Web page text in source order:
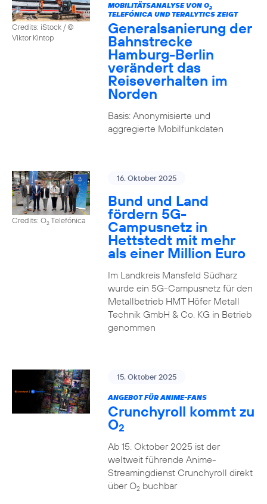
Credits: iStock / ©
Viktor Kintop
MOBILITÄTSANALYSE VON O2
TELEFÓNICA UND TERALYTICS ZEIGT
Generalsanierung der
Bahnstrecke
Hamburg-Berlin
verändert das
Reiseverhalten im
Norden
Basis: Anonymisierte und
aggregierte Mobilfunkdaten
Credits: O2Telefónica
16. Oktober 2025
Bund und Land
fördern 5G-
Campusnetz in
Hettstedt mit mehr
als einer Million Euro
Im Landkreis Mansfeld Südharz
wurde ein 5G-Campusnetz für den
Metallbetrieb HMT Höfer Metall
Technik GmbH & Co. KG in Betrieb
genommen
15. Oktober 2025
ANGEBOT FÜR ANIME-FANS
Crunchyroll kommt zu
O2
Ab 15. Oktober 2025 ist der
weltweit führende Anime-
Streamingdienst Crunchyroll direkt
über O2buchbar